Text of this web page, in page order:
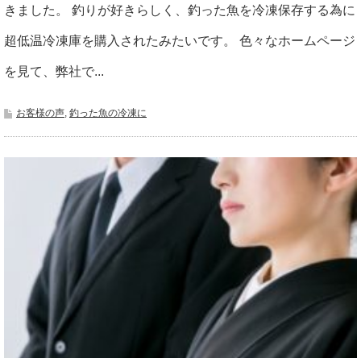
きました。 釣りが好きらしく、釣った魚を冷凍保存する為に
超低温冷凍庫を購入されたみたいです。 色々なホームページ
を見て、弊社で...
お客様の声, 釣った魚の冷凍に